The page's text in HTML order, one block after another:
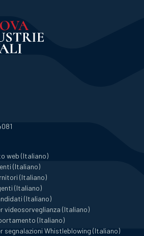
web (Italiano)
(Italiano)
(Italiano)
(Italiano)
(Italiano)
videosorveglianza (Italiano)
(Italiano)
segnalazioni Whistleblowing (Italiano)